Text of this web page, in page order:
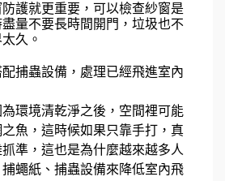
護就更重要，可以檢查紗窗是
量不要長時間開門，垃圾也不
久。
捕蟲設備，處理已經飛進室內
環境清乾淨之後，空間裡可能
魚，這時候如果只靠手打，真
準，這也是為什麼越來越多人
蠅紙、捕蟲設備來降低室內飛